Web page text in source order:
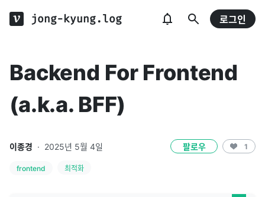
jong-kyung.log 로그인
Backend For Frontend
(a.k.a. BFF)
이종경 · 2025년 5월 4일 팔로우 1
frontend 최적화